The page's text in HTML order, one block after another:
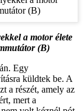
a motor élete
(B)
Egy
küldtek be. A
a részét, amely az
mert a